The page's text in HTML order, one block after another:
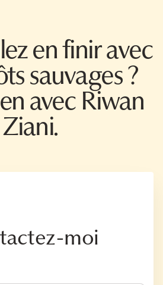
en finir avec
sauvages ?
avec Riwan
Ziani.
moi